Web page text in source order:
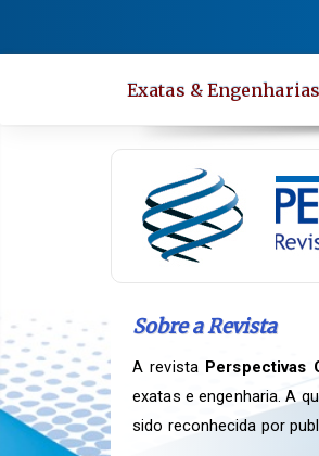
Barra
Lateral
Exatas & Engenharias
Sobre a Revista
A revista Perspectivas
exatas e engenharia. A
sido reconhecida por